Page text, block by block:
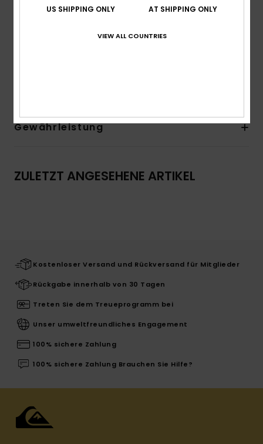
Gewährleistung
ZULETZT ANGESEHENE ARTIKEL
Kostenloser Versand und Rückversand für Mitglieder
Rückgabe innerhalb von 30 Tagen
Treten Sie dem Treueprogramm bei
Unser umweltfreundliches Engagement
100% sichere Zahlung
100% sichere Zahlung Brauchen Sie Hilfe?
US SHIPPING ONLY AT SHIPPING ONLY
VIEW ALL COUNTRIES